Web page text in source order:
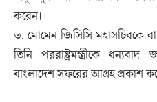
করেন।
ড. মোমেন জিসিসি মহাসচিবকে
তিনি পররাষ্ট্রমন্ত্রীকে
বাংলাদেশ সফরের আগ্রহ প্রকাশ